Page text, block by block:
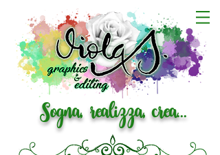
Sogna, realizza, crea...